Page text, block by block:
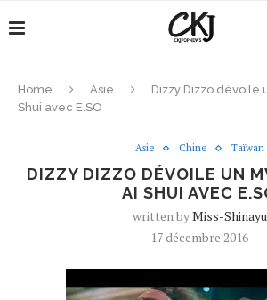
Home Asie
Dizzy Dizzo dévoile
Shui avec E.SO
Asie Chine Taïwan
DIZZY DIZZO DÉVOILE UN
AI SHUI AVEC
written byMiss-Shinayu
17 décembre 2016